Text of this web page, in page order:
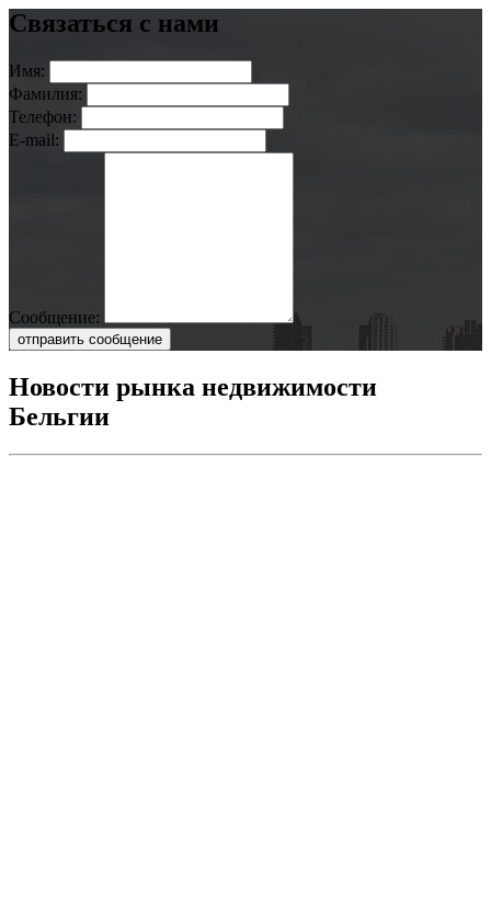
Связаться с нами
Имя:
Фамилия:
Телефон:
E-mail:
Сообщение:
отправить сообщение
Новости рынка недвижимости
Бельгии